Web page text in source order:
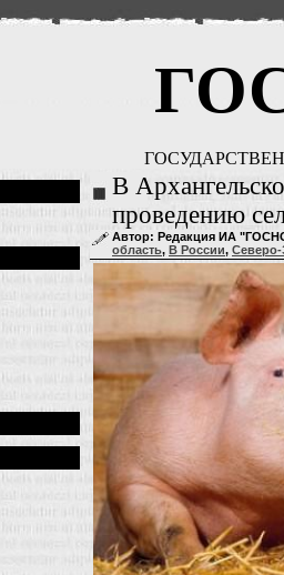
В
проведению
Автор: Редакция ИА
область, В России,